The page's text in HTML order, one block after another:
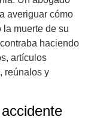
averiguar cómo
muerte de su
haciendo
artículos
reúnalos y